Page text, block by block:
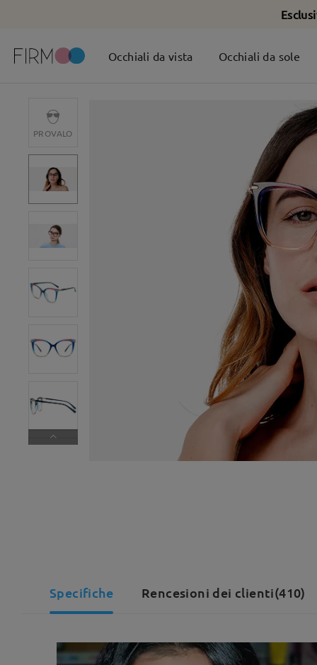
Occhiali da vista Occhiali da sole
PROVALO
Specifiche Rencesioni dei clienti(410)